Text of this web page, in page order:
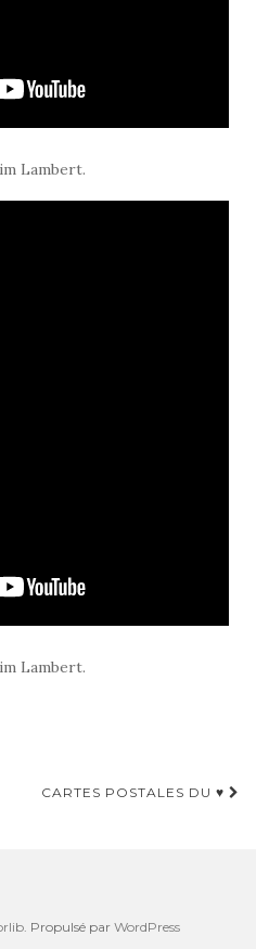
Lambert.
Lambert.
CARTES POSTALES DU ♥
. Propulsé par WordPress